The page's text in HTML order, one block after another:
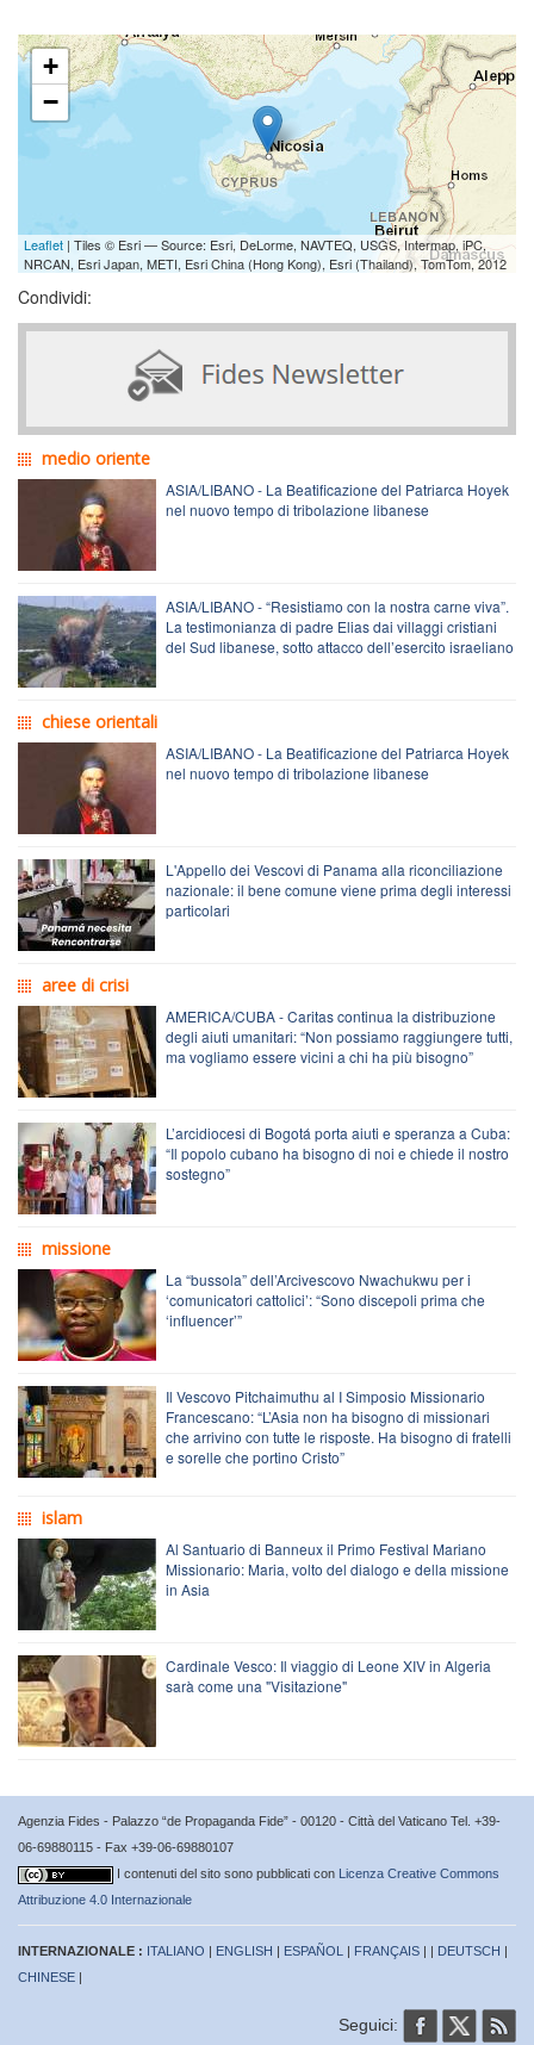
+
−
Leaflet | Tiles © Esri — Source: Esri, DeLorme, NAVTEQ, USGS, Intermap, iPC,
NRCAN, Esri Japan, METI, Esri China (Hong Kong), Esri (Thailand), TomTom, 2012
Condividi:
medio oriente
ASIA/LIBANO - La Beatificazione del Patriarca Hoyek
nel nuovo tempo di tribolazione libanese
ASIA/LIBANO - “Resistiamo con la nostra carne viva”.
La testimonianza di padre Elias dai villaggi cristiani
del Sud libanese, sotto attacco dell’esercito israeliano
chiese orientali
ASIA/LIBANO - La Beatificazione del Patriarca Hoyek
nel nuovo tempo di tribolazione libanese
L'Appello dei Vescovi di Panama alla riconciliazione
nazionale: il bene comune viene prima degli interessi
particolari
aree di crisi
AMERICA/CUBA - Caritas continua la distribuzione
degli aiuti umanitari: “Non possiamo raggiungere tutti,
ma vogliamo essere vicini a chi ha più bisogno”
L’arcidiocesi di Bogotá porta aiuti e speranza a Cuba:
“Il popolo cubano ha bisogno di noi e chiede il nostro
sostegno”
missione
La “bussola” dell’Arcivescovo Nwachukwu per i
‘comunicatori cattolici’: “Sono discepoli prima che
‘influencer’”
Il Vescovo Pitchaimuthu al I Simposio Missionario
Francescano: “L’Asia non ha bisogno di missionari
che arrivino con tutte le risposte. Ha bisogno di fratelli
e sorelle che portino Cristo”
islam
Al Santuario di Banneux il Primo Festival Mariano
Missionario: Maria, volto del dialogo e della missione
in Asia
Cardinale Vesco: Il viaggio di Leone XIV in Algeria
sarà come una "Visitazione"
Agenzia Fides - Palazzo “de Propaganda Fide” - 00120 - Città del Vaticano Tel. +39-
06-69880115 - Fax +39-06-69880107
I contenuti del sito sono pubblicati con Licenza Creative Commons
Attribuzione 4.0 Internazionale
INTERNAZIONALE : ITALIANO | ENGLISH | ESPAÑOL | FRANÇAIS | | DEUTSCH |
CHINESE |
Seguici: